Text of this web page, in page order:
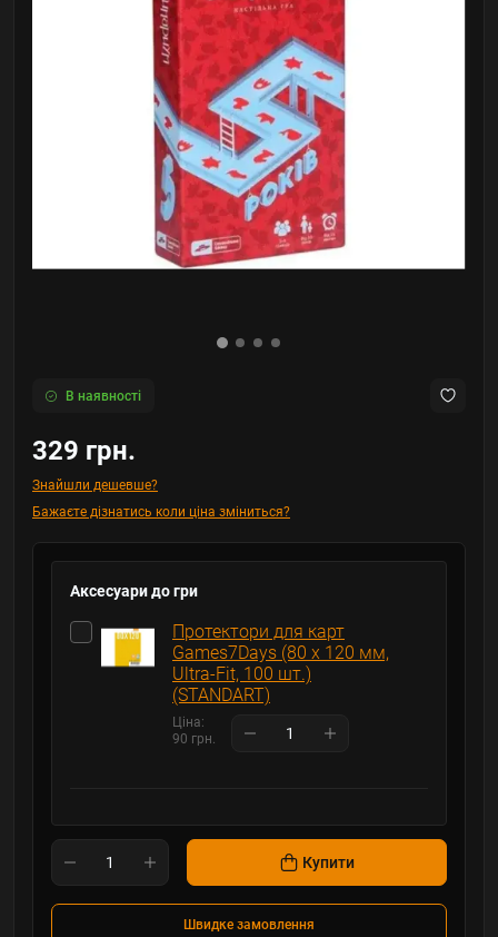
В наявності
329 грн.
Знайшли дешевше?
Бажаєте дізнатись коли ціна зміниться?
Аксесуари до гри
Протектори для карт
Games7Days (80 х 120 мм,
Ultra-Fit, 100 шт.)
(STANDART)
Ціна:
90 грн.
Купити
Швидке замовлення